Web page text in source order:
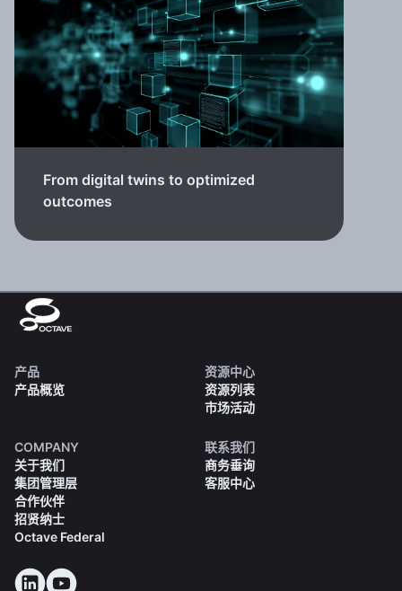
From digital twins to optimized
outcomes
产品
产品概览
资源中心
资源列表
市场活动
COMPANY
关于我们
集团管理层
合作伙伴
招贤纳士
Octave Federal
联系我们
商务垂询
客服中心